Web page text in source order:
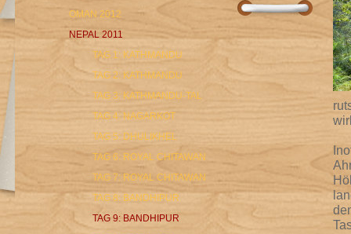
OMAN 2012
NEPAL 2011
TAG 1: KATHMANDU
TAG 2: KATHMANDU
TAG 3: KATHMANDU-TAL
TAG 4: NAGARKOT
TAG 5: DHULIKHEL
TAG 6: ROYAL CHITAWAN
TAG 7: ROYAL CHITAWAN
TAG 8: BANDHIPUR
TAG 9: BANDHIPUR